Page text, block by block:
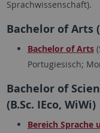
Sprachwissenschaft).
Bachelor of Arts
Bachelor of Arts
Portugiesisch;
Bachelor of
(B.Sc. IEco, WiWi)
Bereich Sprache